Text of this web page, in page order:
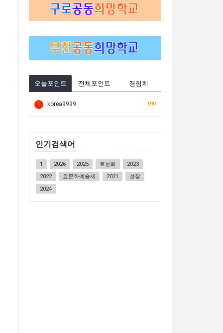
오늘포인트 전체포인트 경험치
1 korea9999 100
인기검색어
1 2026 2025 효문화
2023
2022
효문화예술제 2021
설잠
2024